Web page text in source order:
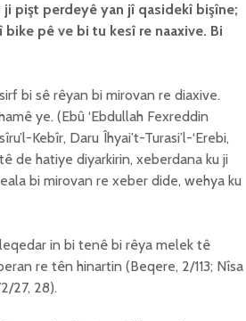
ji pişt perdeyê yan jî qasidekî bişîne;
pê ve bi tu kesî re naaxive. Bi
bi sê rêyan bi mirovan re diaxive.
ye. (Ebû ‘Ebdullah Fexreddin
Kebîr, Daru Îhyai’t-Turasi’l-‘Erebi,
de hatiye diyarkirin, xeberdana ku ji
bi mirovan re xeber dide, wehya ku
in bi tenê bi rêya melek tê
re tên hinartin (Beqere, 2/113; Nîsa
27, 28).